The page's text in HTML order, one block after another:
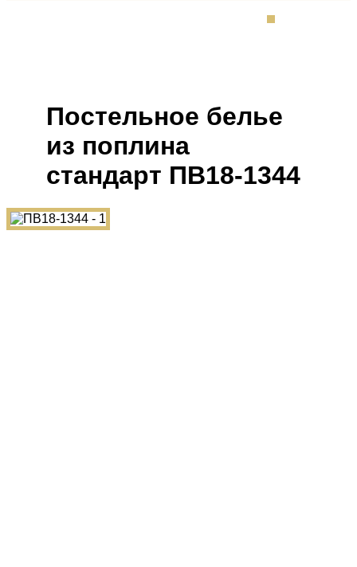
Постельное белье
из поплина
cтандарт ПВ18-1344